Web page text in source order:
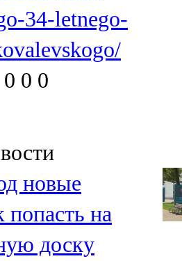
34-letnego-
0 0 0
новые
попасть на
доску